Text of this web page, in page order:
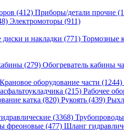
(412) Приборы/детали прочие
Электромоторы (911)
и накладки (771) Тормозные
(279) Обогреватель кабины
Крановое оборудование части (1244)
(215) Рабочее
катка (820) Рукоять (439)
(3368)
фреоновые (477) Шланг